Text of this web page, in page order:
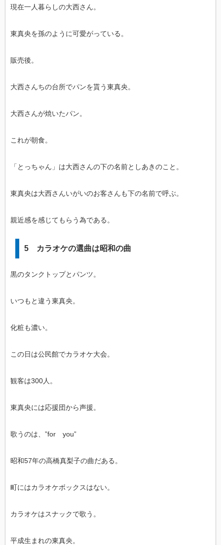
現在一人暮らしの大西さん。
東真央を孫のように可愛がっている。
販売後。
大西さんちの台所でパンを貰う東真央。
大西さんが焼いたパン。
これが朝食。
「とっちゃん」は大西さんの下の名前としあきのこと。
東真央は大西さんいがいのお客さんも下の名前で呼ぶ。
親近感を感じてもらう為である。
5 カラオケの選曲は昭和の曲
黒のタンクトップとパンツ。
いつもと違う東真央。
化粧も濃い。
この日は公民館でカラオケ大会。
観客は300人。
東真央には応援団から声援。
歌うのは、”for you”
昭和57年の高橋真梨子の曲だある。
町にはカラオケボックスはない。
カラオケはスナックで歌う。
平成生まれの東真央。